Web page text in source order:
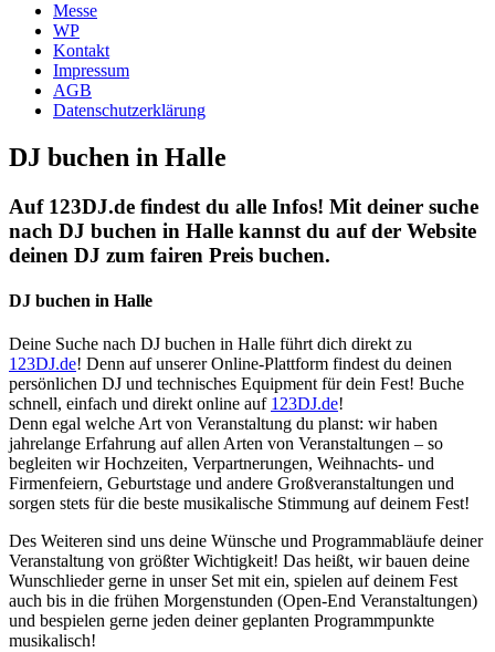
Messe
WP
Kontakt
Impressum
AGB
Datenschutzerklärung
DJ buchen in Halle
Auf 123DJ.de findest du alle Infos! Mit deiner suche
nach DJ buchen in Halle kannst du auf der Website
deinen DJ zum fairen Preis buchen.
DJ buchen in Halle
Deine Suche nach DJ buchen in Halle führt dich direkt zu
123DJ.de! Denn auf unserer Online-Plattform findest du deinen
persönlichen DJ und technisches Equipment für dein Fest! Buche
schnell, einfach und direkt online auf 123DJ.de!
Denn egal welche Art von Veranstaltung du planst: wir haben
jahrelange Erfahrung auf allen Arten von Veranstaltungen – so
begleiten wir Hochzeiten, Verpartnerungen, Weihnachts- und
Firmenfeiern, Geburtstage und andere Großveranstaltungen und
sorgen stets für die beste musikalische Stimmung auf deinem Fest!
Des Weiteren sind uns deine Wünsche und Programmabläufe deiner
Veranstaltung von größter Wichtigkeit! Das heißt, wir bauen deine
Wunschlieder gerne in unser Set mit ein, spielen auf deinem Fest
auch bis in die frühen Morgenstunden (Open-End Veranstaltungen)
und bespielen gerne jeden deiner geplanten Programmpunkte
musikalisch!